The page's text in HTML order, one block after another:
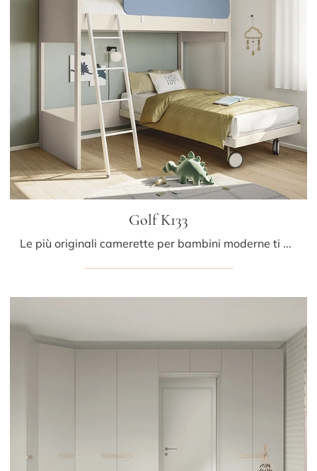
Golf K133
Le più originali camerette per bambini moderne ti aspettano! Scopri il modello Golf K133 di Colombini Casa.